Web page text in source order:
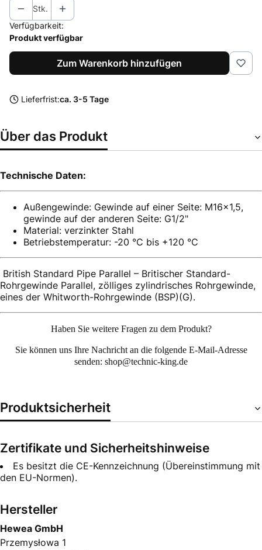
Stk.
Verfügbarkeit:
Produkt verfügbar
Zum Warenkorb hinzufügen
Lieferfrist:ca. 3-5 Tage
Über das Produkt
Technische Daten:
Außengewinde: Gewinde auf einer Seite: M16x1,5,
gewinde auf der anderen Seite: G1/2"
Material: verzinkter Stahl
Betriebstemperatur: -20 °C bis +120 °C
British Standard Pipe Parallel – Britischer Standard-
Rohrgewinde Parallel, zölliges zylindrisches Rohrgewinde,
eines der Whitworth-Rohrgewinde (BSP)(G).
Haben Sie weitere Fragen zu dem Produkt?
Sie können uns Ihre Nachricht an die folgende E-Mail-Adresse
senden: shop@technic-king.de
Produktsicherheit
Zertifikate und Sicherheitshinweise
Es besitzt die CE-Kennzeichnung (Übereinstimmung mit
den EU-Normen).
Hersteller
Hewea GmbH
Przemysłowa 1